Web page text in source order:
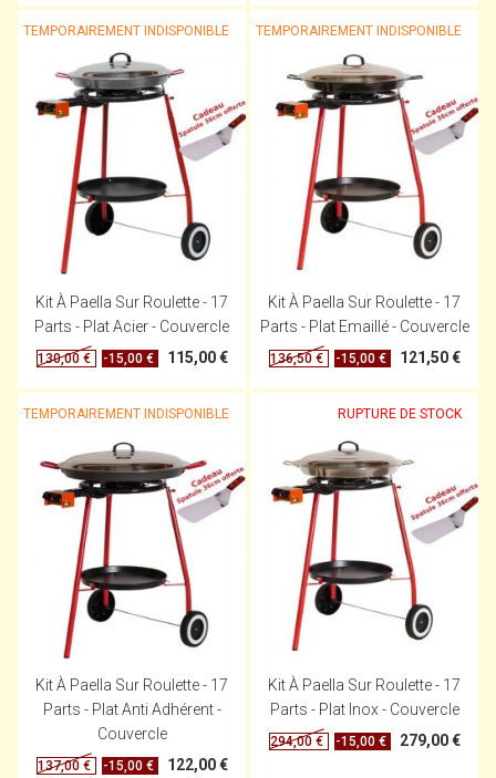
Kit À Paella Sur Roulette - 17
Parts - Plat Acier - Couvercle
TEMPORAIREMENT INDISPONIBLE
130,00 € -15,00 € 115,00 €
Kit À Paella Sur Roulette - 17
Parts - Plat Emaillé - Couvercle
TEMPORAIREMENT INDISPONIBLE
136,50 € -15,00 € 121,50 €
Kit À Paella Sur Roulette - 17
Parts - Plat Anti Adhérent -
Couvercle
TEMPORAIREMENT INDISPONIBLE
137,00 € -15,00 € 122,00 €
Kit À Paella Sur Roulette - 17
Parts - Plat Inox - Couvercle
RUPTURE DE STOCK
294,00 € -15,00 € 279,00 €